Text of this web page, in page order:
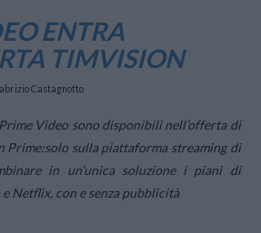
ENTRA
TIMVISION
Castagnotto
Video sono disponibili nell’offerta di
Prime:solo sulla piattaforma streaming di
in un’unica soluzione i piani di
Netflix, con e senza pubblicità